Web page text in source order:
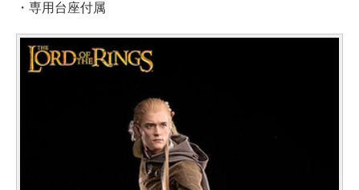
・専用台座付属